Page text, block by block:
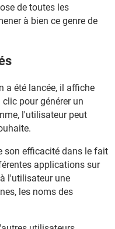
de toutes les
à bien ce genre de
a été lancée, il affiche
pour générer un
l'utilisateur peut
son efficacité dans le fait
applications sur
l'utilisateur une
les noms des